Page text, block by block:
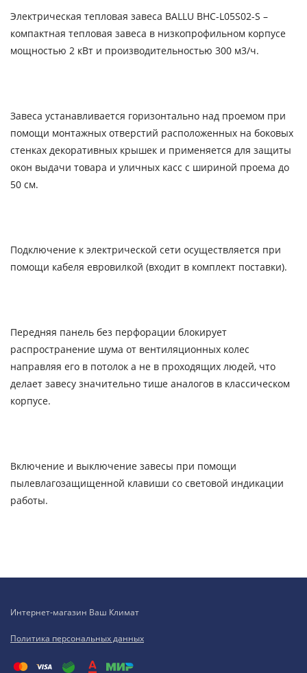
Электрическая тепловая завеса BALLU BHC-L05S02-S –
компактная тепловая завеса в низкопрофильном корпусе
мощностью 2 кВт и производительностью 300 м3/ч.
Завеса устанавливается горизонтально над проемом при
помощи монтажных отверстий расположенных на боковых
стенках декоративных крышек и применяется для защиты
окон выдачи товара и уличных касс с шириной проема до
50 см.
Подключение к электрической сети осуществляется при
помощи кабеля евровилкой (входит в комплект поставки).
Передняя панель без перфорации блокирует
распространение шума от вентиляционных колес
направляя его в потолок а не в проходящих людей, что
делает завесу значительно тише аналогов в классическом
корпусе.
Включение и выключение завесы при помощи
пылевлагозащищенной клавиши со световой индикации
работы.
Интернет-магазин Ваш Климат
Политика персональных данных